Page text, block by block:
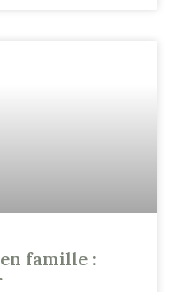
famille :